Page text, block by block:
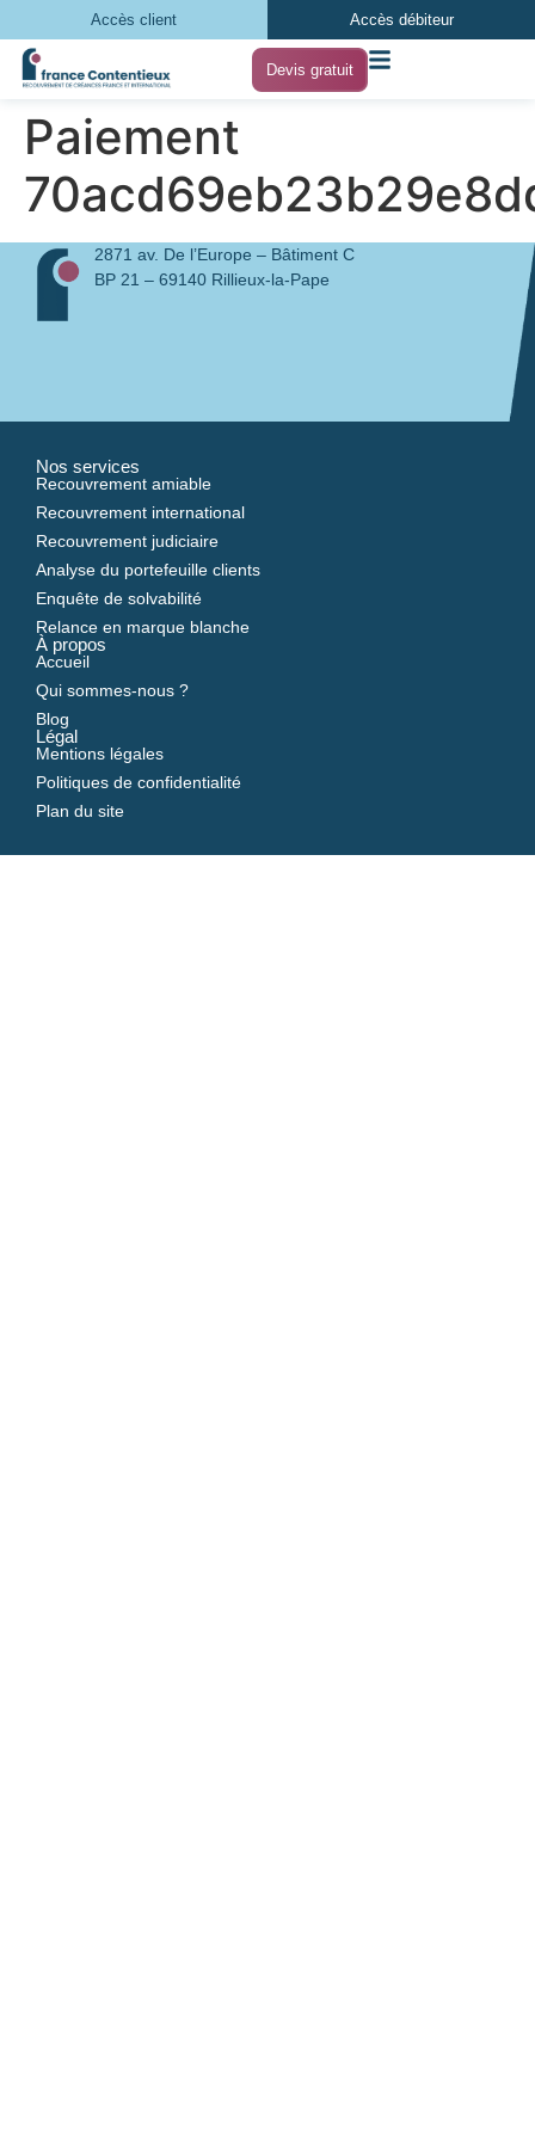
Accès client Accès débiteur
Devis gratuit
Paiement
2871 av. De l’Europe – Bâtiment C
BP 21 – 69140 Rillieux-la-Pape
Nos services
Recouvrement amiable
Recouvrement international
Recouvrement judiciaire
Analyse du portefeuille clients
Enquête de solvabilité
Relance en marque blanche
À propos
Accueil
Qui sommes-nous ?
Blog
Légal
Mentions légales
Politiques de confidentialité
Plan du site